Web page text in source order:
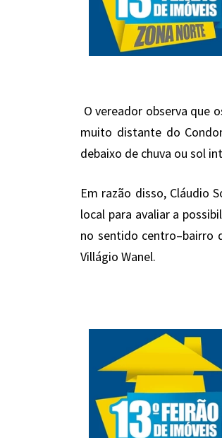
O vereador observa que
muito distante do
debaixo de chuva ou sol
Em razão disso, Cláudio
local para avaliar a
no sentido centro–bairro
Villágio Wanel.